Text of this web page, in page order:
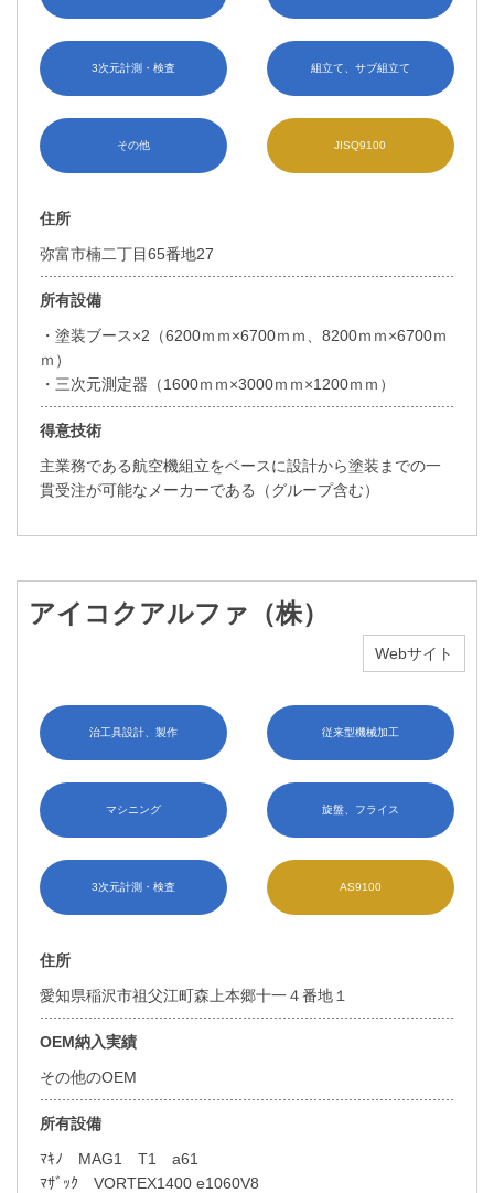
3次元計測・検査 組立て、サブ組立て
その他 JISQ9100
住所
弥富市楠二丁目65番地27
所有設備
・塗装ブース×2（6200ｍｍ×6700ｍｍ、8200ｍｍ×6700ｍ
ｍ）
・三次元測定器（1600ｍｍ×3000ｍｍ×1200ｍｍ）
得意技術
主業務である航空機組立をベースに設計から塗装までの一
貫受注が可能なメーカーである（グループ含む）
アイコクアルファ（株）
Webサイト
治工具設計、製作 従来型機械加工
マシニング 旋盤、フライス
3次元計測・検査 AS9100
住所
愛知県稲沢市祖父江町森上本郷十一４番地１
OEM納入実績
その他のOEM
所有設備
ﾏｷﾉ MAG1 T1 a61
ﾏｻﾞｯｸ VORTEX1400 e1060V8